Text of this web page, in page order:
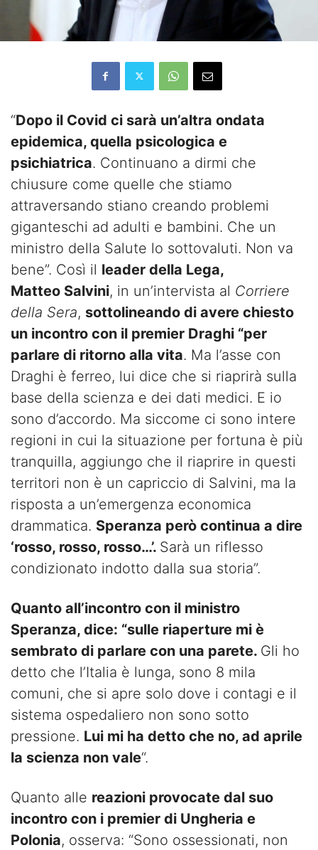
“Dopo il Covid ci sarà un’altra ondata
epidemica, quella psicologica e
psichiatrica. Continuano a dirmi che
chiusure come quelle che stiamo
attraversando stiano creando problemi
giganteschi ad adulti e bambini. Che un
ministro della Salute lo sottovaluti. Non va
bene”. Così il leader della Lega,
Matteo Salvini, in un’intervista al Corriere
della Sera, sottolineando di avere chiesto
un incontro con il premier Draghi “per
parlare di ritorno alla vita. Ma l’asse con
Draghi è ferreo, lui dice che si riaprirà sulla
base della scienza e dei dati medici. E io
sono d’accordo. Ma siccome ci sono intere
regioni in cui la situazione per fortuna è più
tranquilla, aggiungo che il riaprire in questi
territori non è un capriccio di Salvini, ma la
risposta a un’emergenza economica
drammatica. Speranza però continua a dire
‘rosso, rosso, rosso…’. Sarà un riflesso
condizionato indotto dalla sua storia”.
Quanto all’incontro con il ministro
Speranza, dice: “sulle riaperture mi è
sembrato di parlare con una parete. Gli ho
detto che l’Italia è lunga, sono 8 mila
comuni, che si apre solo dove i contagi e il
sistema ospedaliero non sono sotto
pressione. Lui mi ha detto che no, ad aprile
la scienza non vale“.
Quanto alle reazioni provocate dal suo
incontro con i premier di Ungheria e
Polonia, osserva: “Sono ossessionati, non